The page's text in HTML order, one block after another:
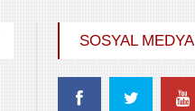
SOSYAL MEDYA